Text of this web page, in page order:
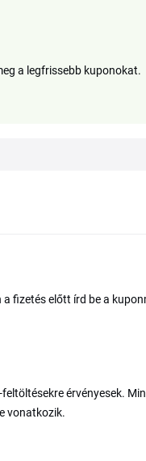
a legfrissebb kuponokat.
fizetés előtt írd be a
érvényesek.
vonatkozik.